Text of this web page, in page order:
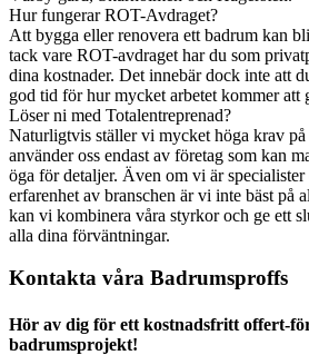
Hur fungerar ROT-Avdraget?
Att bygga eller renovera ett badrum kan
tack vare ROT-avdraget har du som
dina kostnader. Det innebär dock inte att
god tid för hur mycket arbetet kommer att
Löser ni med Totalentreprenad?
Naturligtvis ställer vi mycket höga krav på
använder oss endast av företag som kan
öga för detaljer. Även om vi är specialister
erfarenhet av branschen är vi inte bäst på
kan vi kombinera våra styrkor och ge ett
alla dina förväntningar.
Kontakta våra Badrumsproffs
Hör av dig för ett kostnadsfritt offert-
badrumsprojekt!